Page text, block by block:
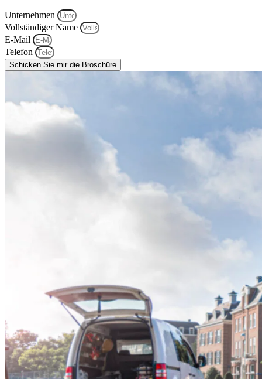
Unternehmen
Vollständiger Name
E-Mail
Telefon
Schicken Sie mir die Broschüre